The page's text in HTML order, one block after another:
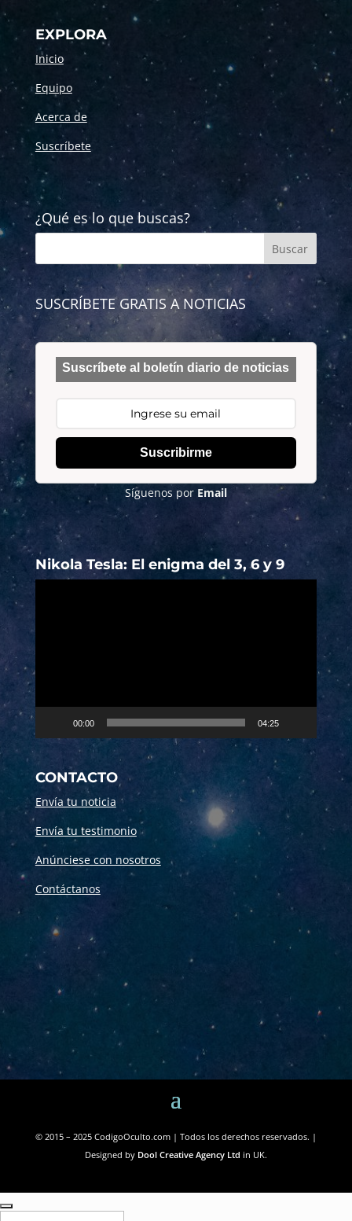
EXPLORA
Inicio
Equipo
Acerca de
Suscríbete
¿Qué es lo que buscas?
SUSCRÍBETE GRATIS A NOTICIAS
Suscríbete al boletín diario de noticias
Suscribirme
Síguenos por Email
Nikola Tesla: El enigma del 3, 6 y 9
00:00 04:25
CONTACTO
Envía tu noticia
Envía tu testimonio
Anúnciese con nosotros
Contáctanos
© 2015 – 2025 CodigoOculto.com | Todos los derechos reservados. |
Designed by Dool Creative Agency Ltd in UK.